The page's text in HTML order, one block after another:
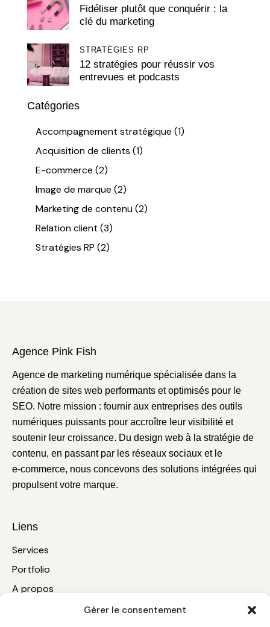
Gérer le consentement
Fidéliser plutôt que conquérir : la
clé du marketing
STRATÉGIES RP
12 stratégies pour réussir vos
entrevues et podcasts
Catégories
Accompagnement stratégique (1)
Acquisition de clients (1)
E-commerce (2)
Image de marque (2)
Marketing de contenu(2)
Relation client (3)
Stratégies RP (2)
Agence Pink Fish
Agence de marketing numérique spécialisée dans la
création de sites web performants et optimisés pour le
SEO. Notre mission : fournir aux entreprises des outils
numériques puissants pour accroître leur visibilité et
soutenir leur croissance. Du design web à la stratégie de
contenu, en passant par les réseaux sociaux et le
e‑commerce, nous concevons des solutions intégrées qui
propulsent votre marque.
Liens
Services
Portfolio
A propos